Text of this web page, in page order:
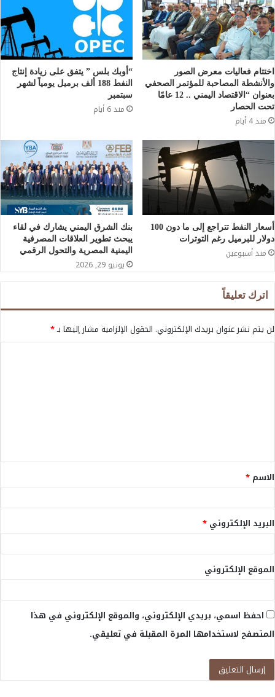
اختتام فعاليات معرض الصور
والأنشطة المصاحبة للمؤتمر الصحفي
بعنوان “الاقتصاد اليمني .. 12 عامًا
تحت الحصار
منذ 4 أيام
“أوبك بلس ” يتفق على زيادة إنتاج
النفط 188 ألف برميل يومياً لشهر
سبتمبر
منذ 6 أيام
أسعار النفط تتراجع إلى ما دون 100
دولار للبرميل رغم التوترات
منذ أسبوعين
بنك الشرق اليمني يشارك في لقاء
يبحث تطوير العلاقات المصرفية
اليمنية المصرية والتحول الرقمي
يونيو 29, 2026
اترك تعليقاً
لن يتم نشر عنوان بريدك الإلكتروني. الحقول الإلزامية مشار إليها بـ*
ق
*
الاسم *
البريد الإلكتروني *
الموقع الإلكتروني
احفظ اسمي، بريدي الإلكتروني، والموقع الإلكتروني في هذا
المتصفح لاستخدامها المرة المقبلة في تعليقي.